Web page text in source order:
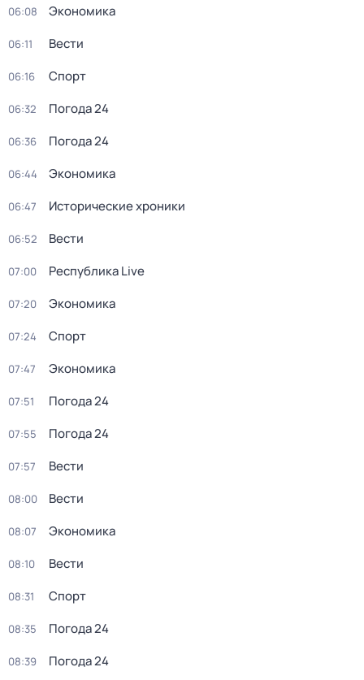
06:08 Экономика
06:11 Вести
06:16 Спорт
06:32 Погода 24
06:36 Погода 24
06:44 Экономика
06:47 Исторические хроники
06:52 Вести
07:00 Республика Live
07:20 Экономика
07:24 Спорт
07:47 Экономика
07:51 Погода 24
07:55 Погода 24
07:57 Вести
08:00 Вести
08:07 Экономика
08:10 Вести
08:31 Спорт
08:35 Погода 24
08:39 Погода 24